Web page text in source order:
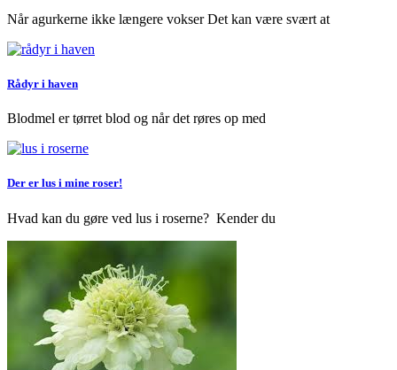
Når agurkerne ikke længere vokser Det kan være svært at
Rådyr i haven
Blodmel er tørret blod og når det røres op med
Der er lus i mine roser!
Hvad kan du gøre ved lus i roserne? Kender du